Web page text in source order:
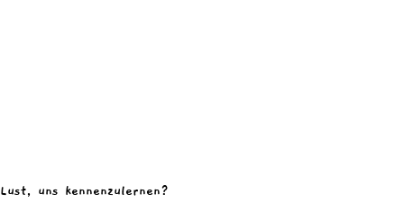
Lust, uns kennenzulernen?